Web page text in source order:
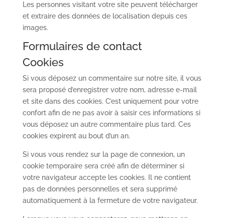
Les personnes visitant votre site peuvent télécharger
et extraire des données de localisation depuis ces
images.
Formulaires de contact
Cookies
Si vous déposez un commentaire sur notre site, il vous
sera proposé d’enregistrer votre nom, adresse e-mail
et site dans des cookies. C’est uniquement pour votre
confort afin de ne pas avoir à saisir ces informations si
vous déposez un autre commentaire plus tard. Ces
cookies expirent au bout d’un an.
Si vous vous rendez sur la page de connexion, un
cookie temporaire sera créé afin de déterminer si
votre navigateur accepte les cookies. Il ne contient
pas de données personnelles et sera supprimé
automatiquement à la fermeture de votre navigateur.